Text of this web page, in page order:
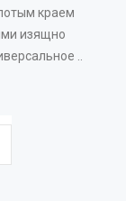
краем
изящно
..